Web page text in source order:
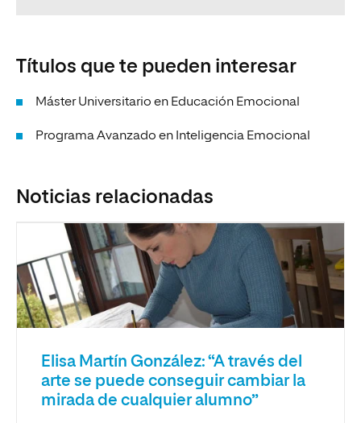
Títulos que te pueden interesar
Máster Universitario en Educación Emocional
Programa Avanzado en Inteligencia Emocional
Noticias relacionadas
Elisa Martín González: “A través del
arte se puede conseguir cambiar la
mirada de cualquier alumno”